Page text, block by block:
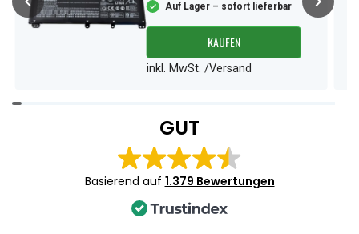
Auf Lager – sofort lieferbar
KAUFEN
inkl. MwSt. /Versand
Item
GUT
Basierend auf 1.379 Bewertungen